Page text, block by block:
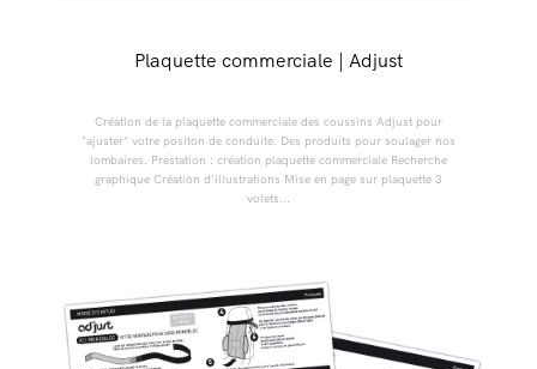
Plaquette commerciale | Adjust
Création de la plaquette commerciale des coussins Adjust pour
"ajuster" votre positon de conduite. Des produits pour soulager nos
lombaires. Prestation : création plaquette commerciale Recherche
graphique Création d'illustrations Mise en page sur plaquette 3
volets...